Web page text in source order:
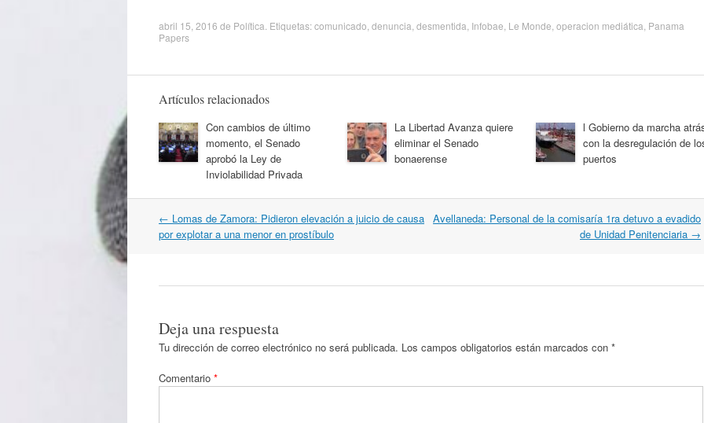
abril 15, 2016 de Política . Etiquetas:comunicado denuncia desmentida Infobae Le Monde operacion mediática Panama
Papers
Artículos relacionados
Con cambios de último
momento, el Senado
aprobó la Ley de
Inviolabilidad Privada
La Libertad Avanza quiere
eliminar el Senado
bonaerense
l Gobierno da marcha
con la desregulación de
puertos
Navegación
por
← Lomas de Zamora: Pidieron elevación a juicio de causa
por explotar a una menor en prostíbulo
Avellaneda: Personal de la comisaría 1ra detuvo a evadido
de Unidad Penitenciaria →
Deja una respuesta
Tu dirección de correo electrónico no será publicada. Los campos obligatorios están marcados con *
Comentario *